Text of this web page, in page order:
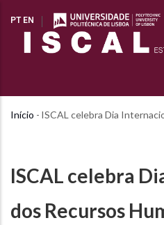
para
PT EN
ISCAL celebra
dos Recursos
Navegação
Início - ISCAL celebra Dia